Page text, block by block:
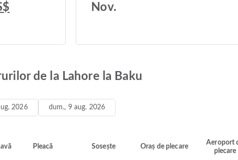
Nov.
de la Lahore la Baku
2026 dum., 9 aug. 2026
Pleacă Sosește Oraș de plecare
Aeroport
plecare